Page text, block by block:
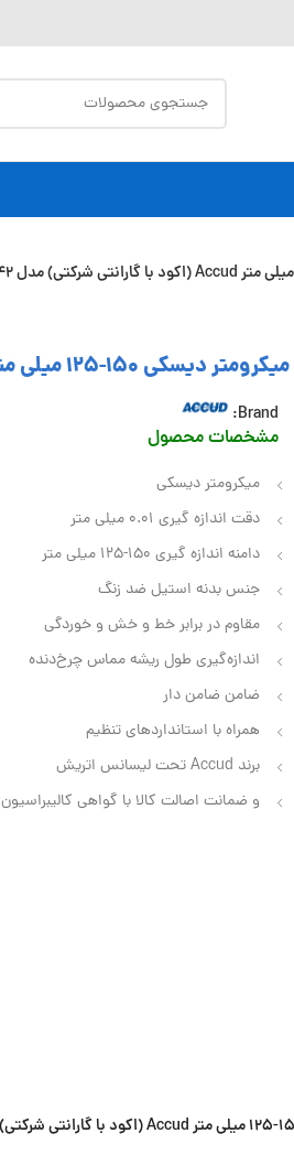
میکرومتر دیسکی 150-125 میلی متر Accud (اکود با گارانتی شرکتی) مدل 342-006-02
Brand:
مشخصات محصول
میکرومتر دیسکی
دقت اندازه گیری 0.01 میلی متر
دامنه اندازه گیری 150-125 میلی متر
جنس بدنه استیل ضد زنگ
مقاوم در برابر خط و خش و خوردگی
اندازه‌گیری طول ریشه مماس چرخ‌دنده
ضامن ضامن دار
همراه با استانداردهای تنظیم
برند Accud تحت لیسانس اتریش
و ضمانت اصالت کالا با گواهی کالیبراسیون